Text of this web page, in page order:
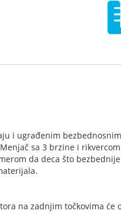
ugrađenim
sa 3 brzine i
da deca što
na zadnjim točkovima